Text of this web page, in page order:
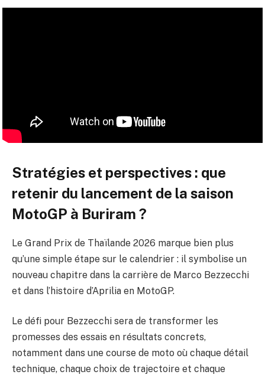
Stratégies et perspectives : que
retenir du lancement de la saison
MotoGP à Buriram ?
Le Grand Prix de Thaïlande 2026 marque bien plus
qu’une simple étape sur le calendrier : il symbolise un
nouveau chapitre dans la carrière de Marco Bezzecchi
et dans l’histoire d’Aprilia en MotoGP.
Le défi pour Bezzecchi sera de transformer les
promesses des essais en résultats concrets,
notamment dans une course de moto où chaque détail
technique, chaque choix de trajectoire et chaque